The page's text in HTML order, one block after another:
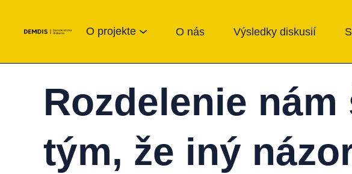
O projekte O nás Výsledky diskusií
Rozdelenie
tým, že iný